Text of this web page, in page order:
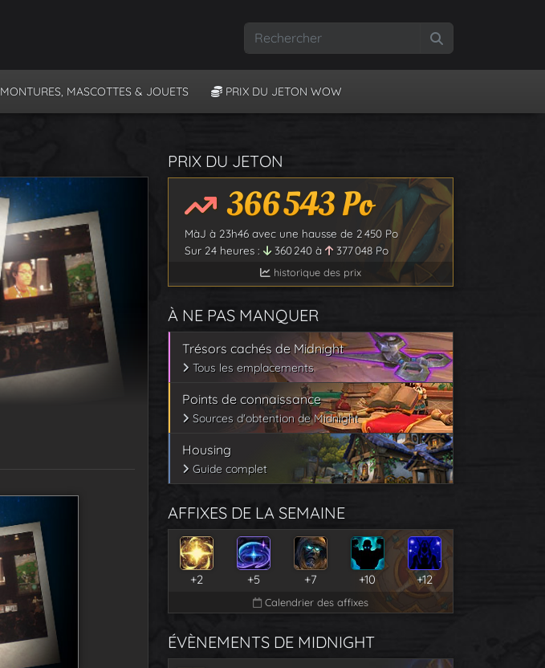
MONTURES, MASCOTTES & JOUETS PRIX DU JETON WOW
PRIX DU JETON
366 543Po
MàJ à 23h46 avec une hausse de 2 450 Po
Sur 24 heures :
360 240 à 377 048 Po
historique des prix
À NE PAS MANQUER
Trésors cachés de Midnight
Tous les emplacements
Points de connaissance
Sources d'obtention de Midnight
Housing
Guide complet
AFFIXES DE LA SEMAINE
+2 +5 +7 +10 +12
Calendrier des affixes
ÉVÈNEMENTS DE MIDNIGHT